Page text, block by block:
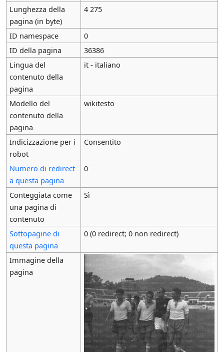
Lunghezza della
pagina (in byte)
4 275
ID namespace
0
ID della pagina
36386
Lingua del
contenuto della
pagina
it - italiano
Modello del
contenuto della
pagina
wikitesto
Indicizzazione per i
robot
Consentito
Numero di redirect
a questa pagina
0
Conteggiata come
una pagina di
contenuto
Sì
Sottopagine di
questa pagina
0 (0 redirect; 0 non redirect)
Immagine della
pagina